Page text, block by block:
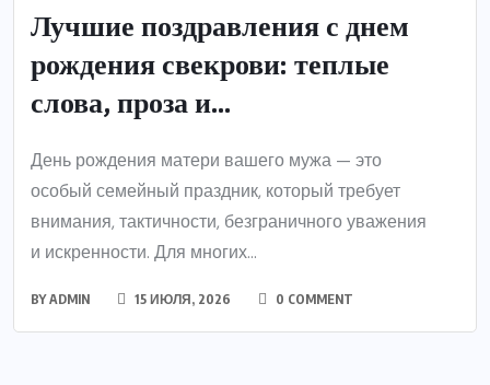
Лучшие поздравления с днем
рождения свекрови: теплые
слова, проза и...
День рождения матери вашего мужа — это
особый семейный праздник, который требует
внимания, тактичности, безграничного уважения
и искренности. Для многих...
BYADMIN 15 ИЮЛЯ, 2026 0 COMMENT